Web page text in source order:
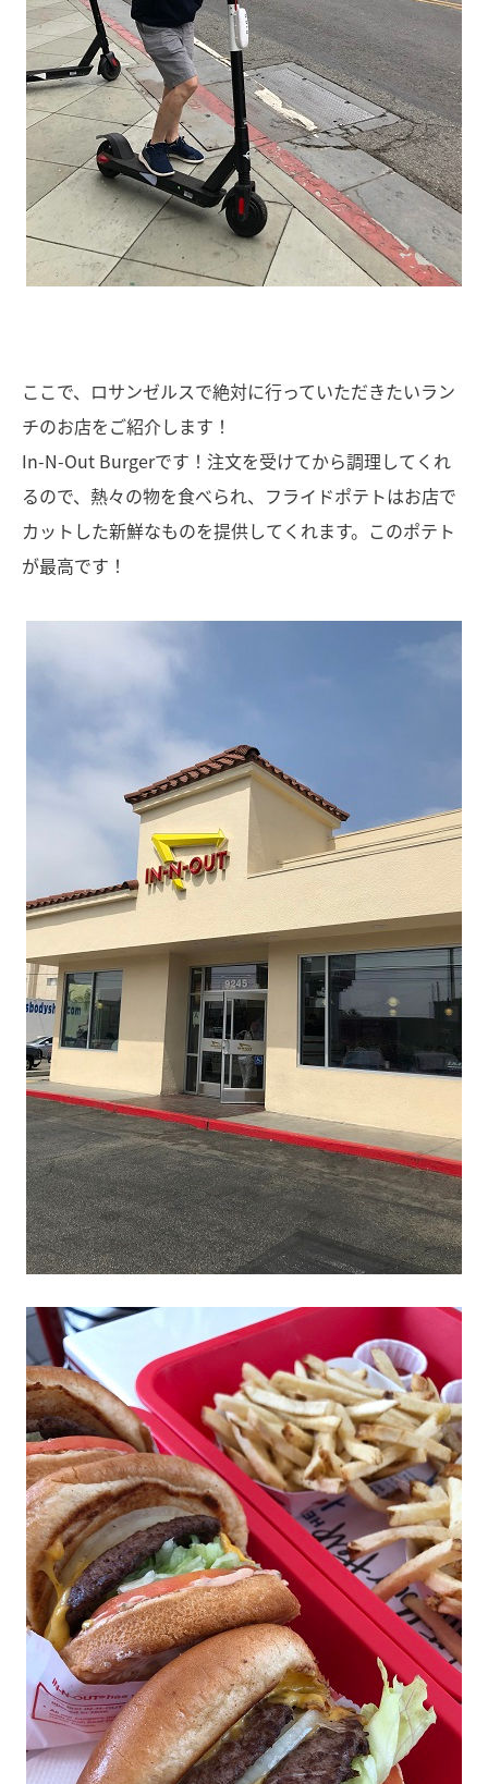
ここで、ロサンゼルスで絶対に行っていただきたいラン
チのお店をご紹介します！
In-N-Out Burgerです！注文を受けてから調理してくれ
るので、熱々の物を食べられ、フライドポテトはお店で
カットした新鮮なものを提供してくれます。このポテト
が最高です！